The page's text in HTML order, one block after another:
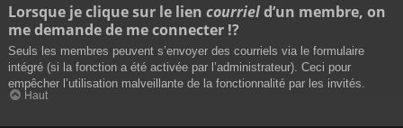
Lorsque je clique sur le lien courrield’un membre, on
me demande de me connecter !?
Seuls les membres peuvent s’envoyer des courriels via le formulaire
intégré (si la fonction a été activée par l’administrateur). Ceci pour
empêcher l’utilisation malveillante de la fonctionnalité par les invités.
Haut